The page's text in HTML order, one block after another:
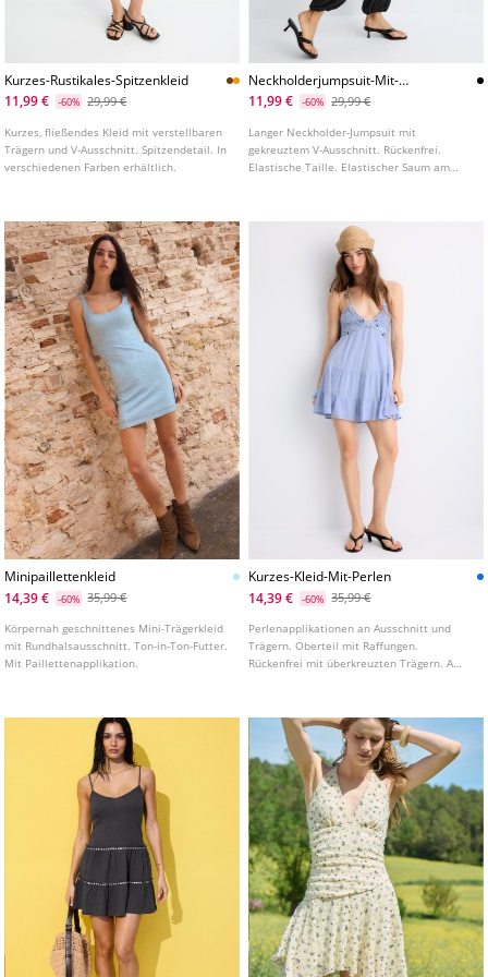
Kurzes-Rustikales-Spitzenkleid
11,99 €
-60% 29,99 €
Kurzes, fließendes Kleid mit verstellbaren
Trägern und V-Ausschnitt. Spitzendetail. In
verschiedenen Farben erhältlich.
Neckholderjumpsuit-Mit-
Puffarmeln
11,99 € -60% 29,99 €
Langer Neckholder-Jumpsuit mit
gekreuztem V-Ausschnitt. Rückenfrei.
Elastische Taille. Elastischer Saum am
Minipaillettenkleid
14,39 €
-60% 35,99 €
Körpernah geschnittenes Mini-Trägerkleid
mit Rundhalsausschnitt. Ton-in-Ton-Futter.
Mit Paillettenapplikation.
Kurzes-Kleid-Mit-Perlen
14,39 €
-60% 35,99 €
Perlenapplikationen an Ausschnitt und
Trägern. Oberteil mit Raffungen.
Rückenfrei mit überkreuzten Trägern. A
Träger.